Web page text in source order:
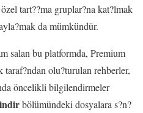
tart??ma gruplar?na kat?lmak
da mümkündür.
salan bu platformda, Premium
olu?turulan rehberler,
öncelikli bilgilendirmeler
bölümündeki dosyalara s?n?